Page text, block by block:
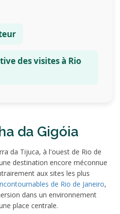
des visites à Rio
da Gigóia
da Tijuca, à l'ouest de Rio de
destination encore méconnue
aux sites les plus
de Rio de Janeiro,
dans un environnement
place centrale.